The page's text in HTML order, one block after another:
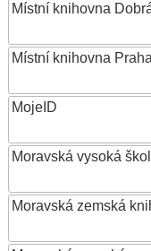
Místní knihovna
Místní knihovna
MojeID
Moravská vysoká
Moravská zemská